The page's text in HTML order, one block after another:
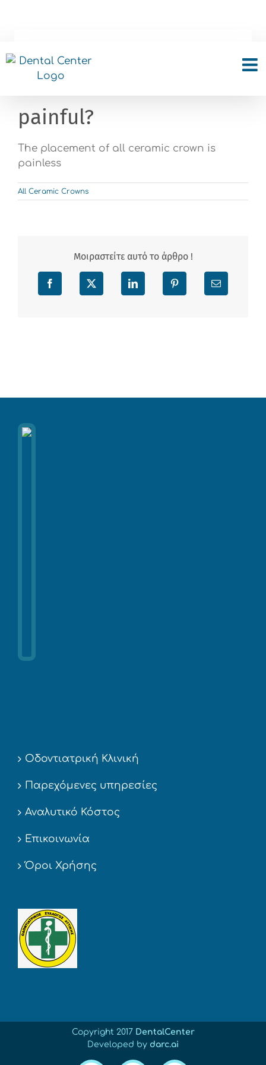
The placement of all
ceramic crowns is
painful?
The placement of all ceramic crown is
painless
All Ceramic Crowns
Μοιραστείτε αυτό το άρθρο !
Facebook X LinkedIn Pinterest Email
Οδοντιατρική Κλινική
Παρεχόμενες υπηρεσίες
Αναλυτικό Κόστος
Επικοινωνία
Όροι Χρήσης
Copyright 2017 DentalCenter
Developed by darc.ai